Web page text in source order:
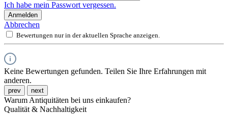
Ich habe mein Passwort vergessen.
Anmelden
Abbrechen
Bewertungen nur in der aktuellen Sprache anzeigen.
Keine Bewertungen gefunden. Teilen Sie Ihre Erfahrungen mit
anderen.
prev next
Warum Antiquitäten bei uns einkaufen?
Qualität & Nachhaltigkeit